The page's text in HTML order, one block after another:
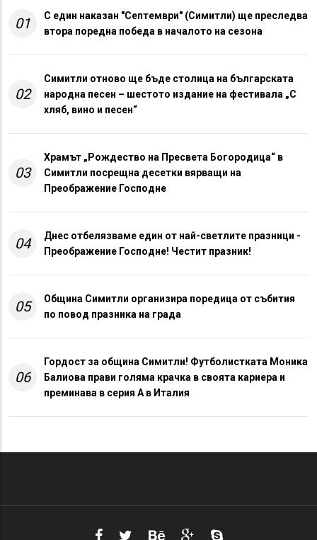
01
С един наказан "Септември" (Симитли) ще преследва
втора поредна победа в началото на сезона
02
Симитли отново ще бъде столица на българската
народна песен – шестото издание на фестивала „С
хляб, вино и песен“
03
Храмът „Рождество на Пресвета Богородица“ в
Симитли посрещна десетки вярващи на
Преображение Господне
04
Днес отбелязваме един от най-светлите празници -
Преображение Господне! Честит празник!
05
Община Симитли организира поредица от събития
по повод празника на града
06
Гордост за община Симитли! Футболистката Моника
Балиова прави голяма крачка в своята кариера и
преминава в серия А в Италия